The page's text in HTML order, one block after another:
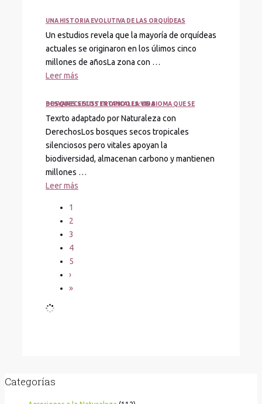
UNA HISTORIA EVOLUTIVA DE LAS ORQUÍDEAS
Un estudios revela que la mayoría de orquídeas
actuales se originaron en los úlimos cinco
millones de añosLa zona con …
Leer más
BOSQUES SECOS TROPICALES: UN BIOMA QUE SE DESVANECE SUSTENTANDO LA VIDA
Texrto adaptado por Naturaleza con
DerechosLos bosques secos tropicales
silenciosos pero vitales apoyan la
biodiversidad, almacenan carbono y mantienen
millones …
Leer más
1
2
3
4
5
›
»
Categorías